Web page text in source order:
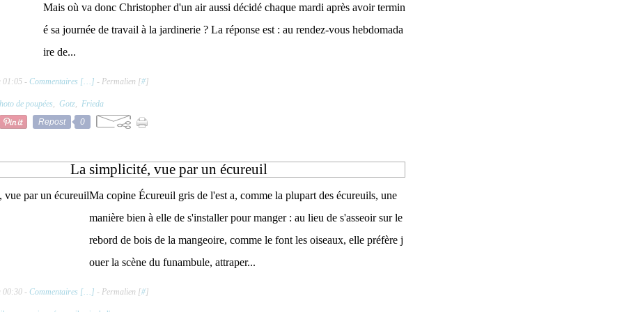
Mais où va donc Christopher d'un air aussi décidé chaque mardi après avoir termin
é sa journée de travail à la jardinerie ? La réponse est : au rendez-vous hebdomada
ire de...
01:05 - Commentaires [… ] - Permalien [#]
de poupées, Gotz, Frieda
Repost
0
La simplicité, vue par un écureuil
Ma copine Écureuil gris de l'est a, comme la plupart des écureuils, une
manière bien à elle de s'installer pour manger : au lieu de s'asseoir sur le
rebord de bois de la mangeoire, comme le font les oiseaux, elle préfère j
ouer la scène du funambule, attraper...
00:30 - Commentaires [… ] - Permalien [#]